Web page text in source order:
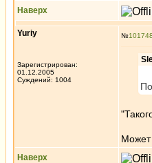
Наверх
Yuriy
Зарегистрирован:
01.12.2005
Суждений: 1004
№101748
Может
Наверх